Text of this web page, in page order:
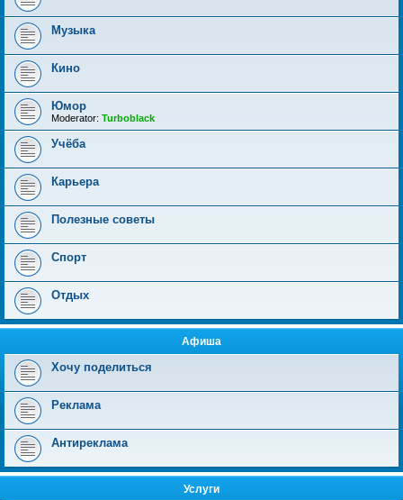
Музыка
Кино
Юмор
Moderator: Turboblack
Учёба
Карьера
Полезные советы
Спорт
Отдых
Афиша
Хочу поделиться
Реклама
Антиреклама
Услуги